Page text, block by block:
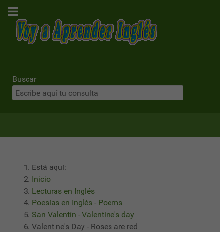
Buscar
Está aquí:
Inicio
Lecturas en Inglés
Poesías en Inglés - Poems
San Valentín - Valentine's day
Valentine's Day - Roses are red